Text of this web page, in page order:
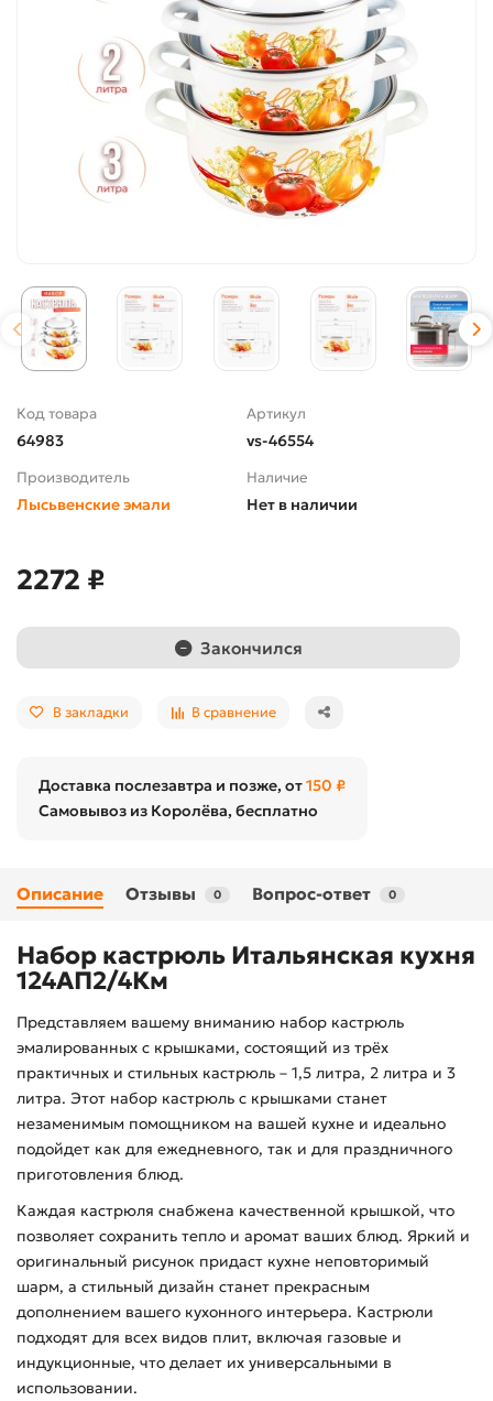
Код товара
64983
Артикул
vs-46554
Производитель
Лысьвенские эмали
Наличие
Нет в наличии
2272 ₽
Закончился
В закладки В сравнение
Доставка послезавтра и позже, от150 ₽
Самовывоз из Королёва, бесплатно
Описание Отзывы 0 Вопрос-ответ 0
Набор кастрюль Итальянская кухня
124АП2/4Км
Представляем вашему вниманию набор кастрюль
эмалированных с крышками, состоящий из трёх
практичных и стильных кастрюль – 1,5 литра, 2 литра и 3
литра. Этот набор кастрюль с крышками станет
незаменимым помощником на вашей кухне и идеально
подойдет как для ежедневного, так и для праздничного
приготовления блюд.
Каждая кастрюля снабжена качественной крышкой, что
позволяет сохранить тепло и аромат ваших блюд. Яркий и
оригинальный рисунок придаст кухне неповторимый
шарм, а стильный дизайн станет прекрасным
дополнением вашего кухонного интерьера. Кастрюли
подходят для всех видов плит, включая газовые и
индукционные, что делает их универсальными в
использовании.